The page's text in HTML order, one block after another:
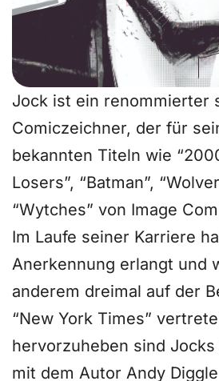
Jock ist ein renommierter
Comiczeichner, der für
bekannten Titeln wie
Losers”, “Batman”,
“Wytches” von Image
Im Laufe seiner Karriere
Anerkennung erlangt und
anderem dreimal auf der
“New York Times”
hervorzuheben sind
mit dem Autor Andy